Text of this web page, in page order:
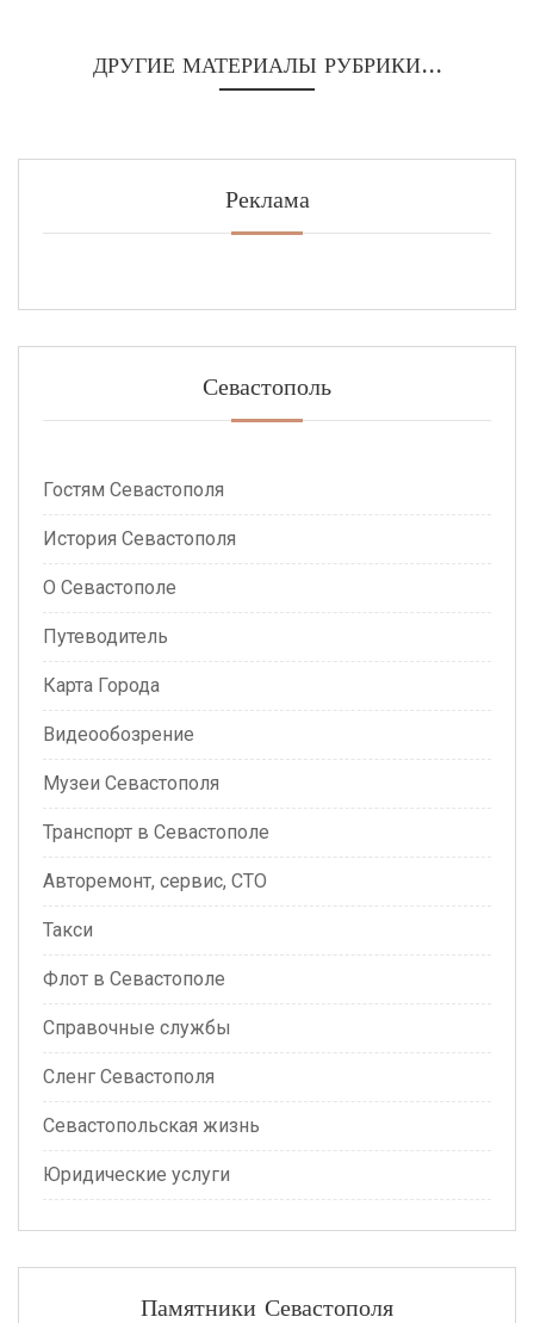
ДРУГИЕ МАТЕРИАЛЫ РУБРИКИ...
Реклама
Севастополь
Гостям Севастополя
История Севастополя
О Севастополе
Путеводитель
Карта Города
Видеообозрение
Музеи Севастополя
Транспорт в Севастополе
Авторемонт, сервис, СТО
Такси
Флот в Севастополе
Справочные службы
Сленг Севастополя
Севастопольская жизнь
Юридические услуги
Памятники Севастополя